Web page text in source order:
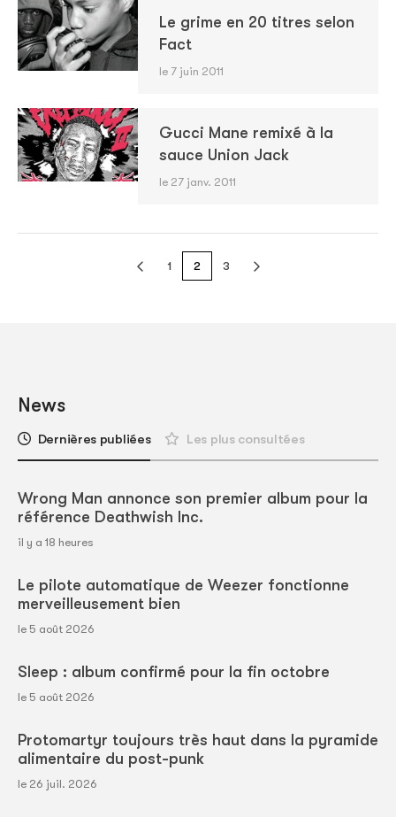
Le grime en 20 titres selon
Fact
le 7 juin 2011
Gucci Mane remixé à la
sauce Union Jack
le 27 janv. 2011
1 2 3
News
Dernières publiées Les plus consultées
Wrong Man annonce son premier album pour la
référence Deathwish Inc.
il y a 18 heures
Le pilote automatique de Weezer fonctionne
merveilleusement bien
le 5 août 2026
Sleep : album confirmé pour la fin octobre
le 5 août 2026
Protomartyr toujours très haut dans la pyramide
alimentaire du post-punk
le 26 juil. 2026